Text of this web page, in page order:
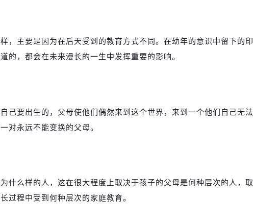
，主要是因为在后天受到的教育方式不同。在幼年的意识中留下的印
的，都会在未来漫长的一生中发挥重要的影响。
己要出生的，父母使他们偶然来到这个世界，来到一个他们自己无法
对永远不能变换的父母。
什么样的人，这在很大程度上取决于孩子的父母是何种层次的人，取
过程中受到何种层次的家庭教育。